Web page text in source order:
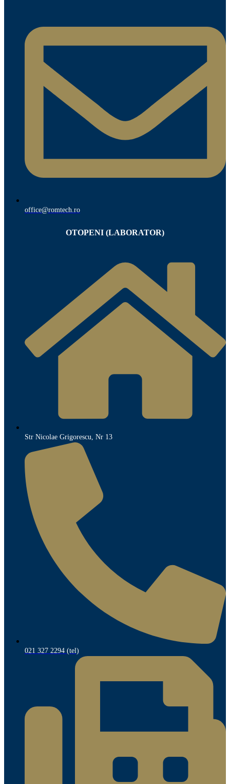
office@romtech.ro
OTOPENI (LABORATOR)
Str Nicolae Grigorescu, Nr 13
021 327 2294 (tel)